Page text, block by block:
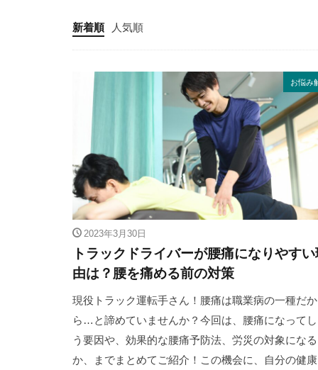
新着順 人気順
お悩み
2023年3月30日
トラックドライバーが腰痛になりやす
由は？腰を痛める前の対策
現役トラック運転手さん！腰痛は職業病の一種だか
ら…と諦めていませんか？今回は、腰痛になって
う要因や、効果的な腰痛予防法、労災の対象になる
か、までまとめてご紹介！この機会に、自分の健